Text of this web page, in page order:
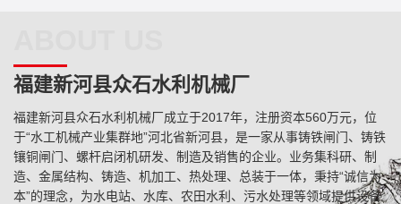
福建新河县众石水利机械厂
福建新河县众石水利机械厂成立于2017年，注册资本560万元，位
于“水工机械产业集群地”河北省新河县，是一家从事铸铁闸门、铸铁
镶铜闸门、螺杆启闭机研发、制造及销售的企业。业务集科研、制
造、金属结构、铸造、机加工、热处理、总装于一体，秉持“诚信为
本”的理念，为水电站、水库、农田水利、污水处理等领域提供设备